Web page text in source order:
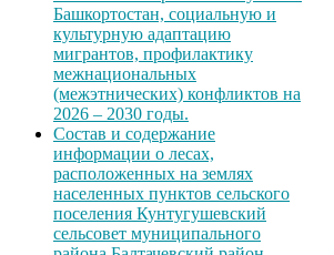
Башкортостан, социальную и
культурную адаптацию
мигрантов, профилактику
межнациональных
(межэтнических) конфликтов на
2026 – 2030 годы.
Состав и содержание
информации о лесах,
расположенных на землях
населенных пунктов сельского
поселения Кунтугушевский
сельсовет муниципального